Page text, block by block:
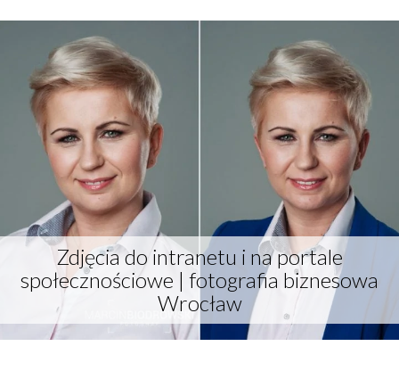
Zdjęcia do intranetu i na portale
społecznościowe | fotografia biznesowa
Wrocław